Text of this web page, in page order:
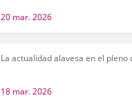
20 mar. 2026
La actualidad alavesa en el pleno
18 mar. 2026